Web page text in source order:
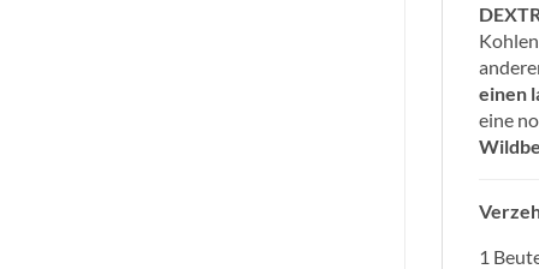
einen
eine
1